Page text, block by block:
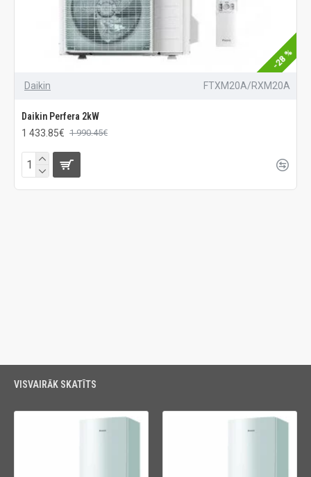
-28 %
Daikin FTXM20A/RXM20A
Daikin Perfera 2kW
1 433.85€ 1 990.45€
VISVAIRĀK SKATĪTS